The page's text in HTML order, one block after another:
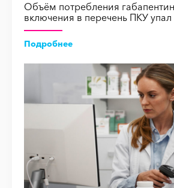
Объём потребления
включения в перечень ПКУ упал
Подробнее